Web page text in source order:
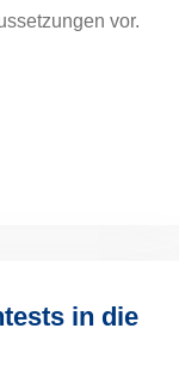
vor.
in die